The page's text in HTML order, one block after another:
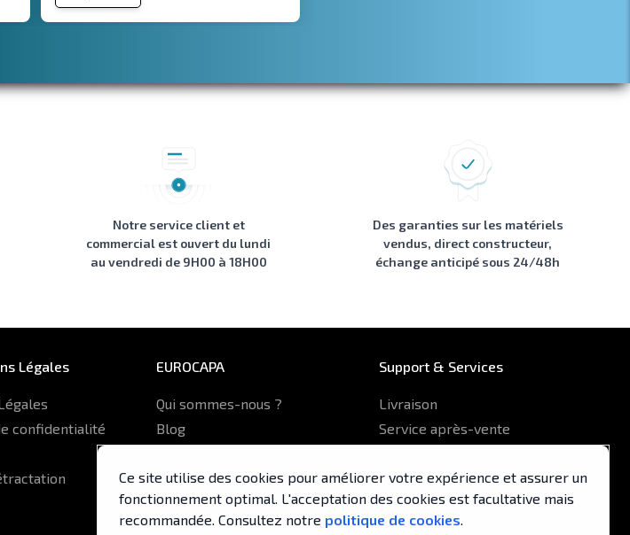
Notre service client et
commercial est ouvert du lundi
au vendredi de 9H00 à 18H00
Des garanties sur les matériels
vendus, direct constructeur,
échange anticipé sous 24/48h
Légales
confidentialité
EUROCAPA
Qui sommes-nous ?
Blog
ERP Eurocapa
Support & Services
Livraison
Service après-vente
Ce site utilise des cookies pour améliorer votre expérience et assurer un
fonctionnement optimal. L'acceptation des cookies est facultative mais
recommandée. Consultez notre politique de cookies.